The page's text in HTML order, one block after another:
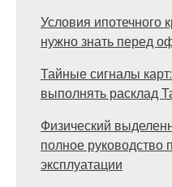
Условия ипотечного
нужно знать перед
Тайные сигналы
выполнять расклад
Физический
полное руководство
эксплуатации